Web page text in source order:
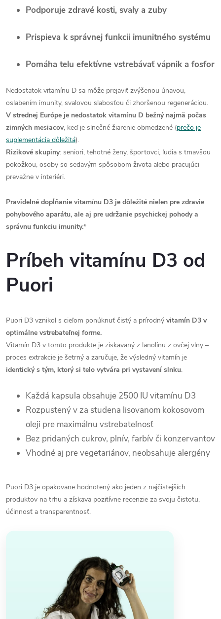
Podporuje zdravé kosti, svaly a zuby
Prispieva k správnej funkcii imunitného systému
Pomáha telu efektívne vstrebávať vápnik a fosfor
Nedostatok vitamínu D sa môže prejaviť zvýšenou únavou,
oslabením imunity, svalovou slabosťou či zhoršenou regeneráciou.
V strednej Európe je nedostatok vitamínu D bežný najmä počas
zimných mesiacov, keď je slnečné žiarenie obmedzené (prečo je
suplementácia dôležitá).
Rizikové skupiny: seniori, tehotné ženy, športovci, ľudia s tmavšou
pokožkou, osoby so sedavým spôsobom života alebo pracujúci
prevažne v interiéri.
Pravidelné dopĺňanie vitamínu D3 je dôležité nielen pre zdravie
pohybového aparátu, ale aj pre udržanie psychickej pohody a
správnu funkciu imunity.*
Príbeh vitamínu D3 od
Puori
Puori D3 vznikol s cieľom ponúknuť čistý a prírodný vitamín D3 v
optimálne vstrebateľnej forme.
Vitamín D3 v tomto produkte je získavaný z lanolínu z ovčej vlny –
proces extrakcie je šetrný a zaručuje, že výsledný vitamín je
identický s tým, ktorý si telo vytvára pri vystavení slnku.
Každá kapsula obsahuje 2500 IU vitamínu D3
Rozpustený v za studena lisovanom kokosovom
oleji pre maximálnu vstrebateľnosť
Bez pridaných cukrov, plnív, farbív či konzervantov
Vhodné aj pre vegetariánov, neobsahuje alergény
Puori D3 je opakovane hodnotený ako jeden z najčistejších
produktov na trhu a získava pozitívne recenzie za svoju čistotu,
účinnosť a transparentnosť.